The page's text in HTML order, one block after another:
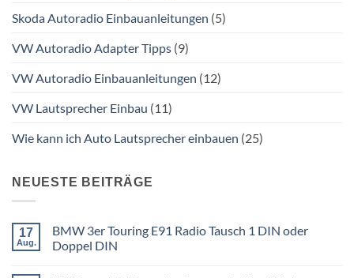
Skoda Autoradio Einbauanleitungen (5)
VW Autoradio Adapter Tipps (9)
VW Autoradio Einbauanleitungen (12)
VW Lautsprecher Einbau (11)
Wie kann ich Auto Lautsprecher einbauen (25)
NEUESTE BEITRÄGE
17
Aug.
BMW 3er Touring E91 Radio Tausch 1 DIN oder
Doppel DIN